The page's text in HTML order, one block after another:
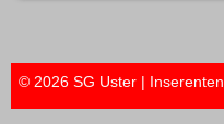
© 2026 SG Uster | Inserenten